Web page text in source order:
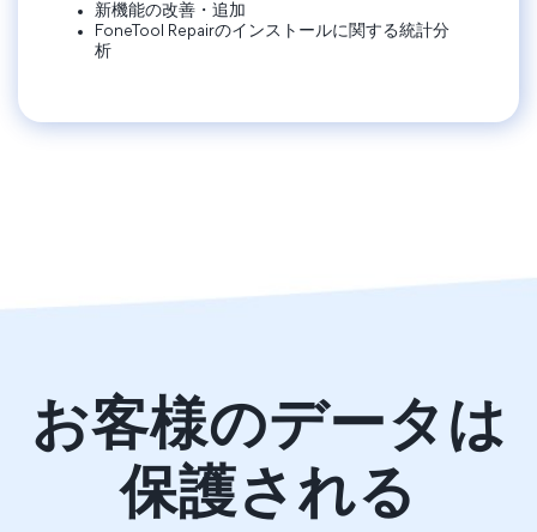
新機能の改善・追加
FoneTool Repairのインストールに関する統計分
析
お客様のデータは
保護される